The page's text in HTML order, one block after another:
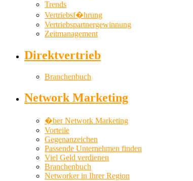
Trends
Vertriebsf�hrung
Vertriebspartnergewinnung
Zeitmanagement
Direktvertrieb
Branchenbuch
Network Marketing
�ber Network Marketing
Vorteile
Gegenanzeichen
Passende Unternehmen finden
Viel Geld verdienen
Branchenbuch
Networker in Ihrer Region